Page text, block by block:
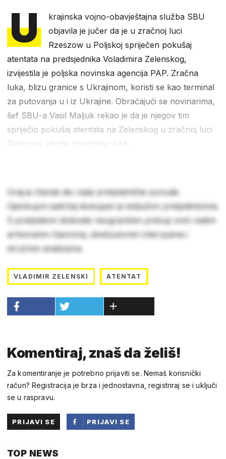
U
krajinska vojno-obavještajna služba SBU
objavila je jučer da je u zračnoj luci
Rzeszow u Poljskoj spriječen pokušaj
atentata na predsjednika Voladimira Zelenskog,
izvijestila je poljska novinska agencija PAP. Zračna
luka, blizu granice s Ukrajinom, koristi se kao terminal
za putovanja u i iz Ukrajine. Obraćajući se novinarima,
šef SBU-a Vasil Maljuk rekao je da je njegov tim
spriječio pokušaj atentata na Zelenskog u zračnoj luci
Rzeszow, ali nije precizirao kad.
Ovaj je članak dio naše pretplatničke ponude.
Cjelokupni sadržaj dostupan je isključivo pretplatnicima.
S pretplatom dobivate neograničen pristup svim našim
arhiviranim člancima, ekskluzivnim intervjuima i
stručnim analizama.
VLADIMIR ZELENSKI ATENTAT
Komentiraj, znaš da želiš!
Za komentiranje je potrebno prijaviti se. Nemaš korisnički
račun? Registracija je brza i jednostavna, registriraj se i uključi
se u raspravu.
PRIJAVI SE
PRIJAVI SE
TOP NEWS